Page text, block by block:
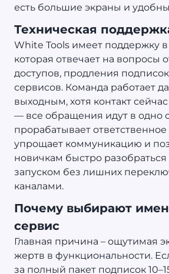
есть большие экраны и
Техническая
White Tools имеет поддержку в
которая отвечает на вопросы
доступов, продления
сервисов. Команда работает
выходным, хотя контакт
— все обращения идут в одно
прорабатывает
упрощает коммуникацию и
новичкам быстро
запуском без лишних
каналами.
Почему выбирают
сервис
Главная причина – ощутимая
жертв в функциональности.
за полный пакет подписок